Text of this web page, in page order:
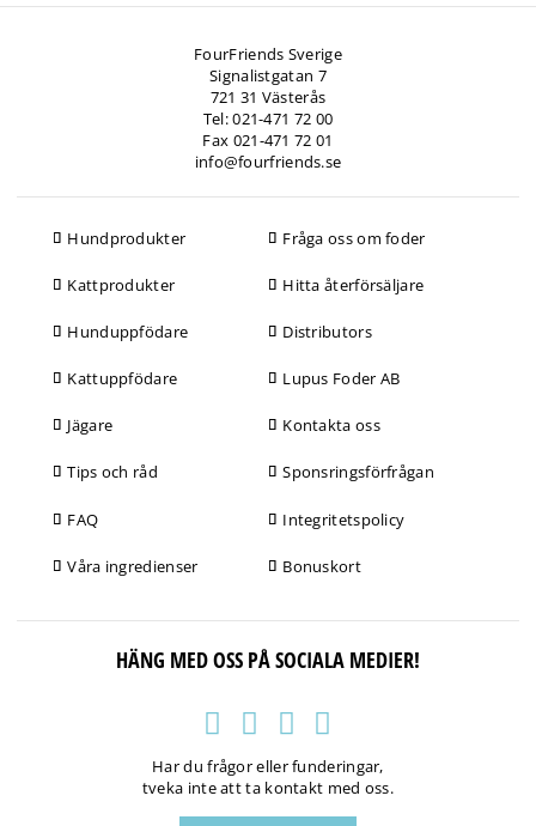
FourFriends Sverige
Signalistgatan 7
721 31 Västerås
Tel: 021-471 72 00
Fax 021-471 72 01
info@fourfriends.se
Hundprodukter
Kattprodukter
Hunduppfödare
Kattuppfödare
Jägare
Tips och råd
FAQ
Våra ingredienser
Fråga oss om foder
Hitta återförsäljare
Distributors
Lupus Foder AB
Kontakta oss
Sponsringsförfrågan
Integritetspolicy
Bonuskort
HÄNG MED OSS PÅ SOCIALA MEDIER!
Har du frågor eller funderingar,
tveka inte att ta kontakt med oss.